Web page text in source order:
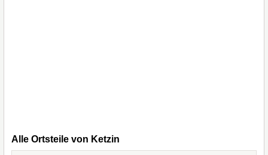
Alle Ortsteile von Ketzin